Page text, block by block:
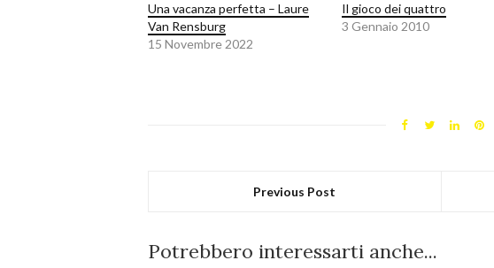
Una vacanza perfetta – Laure
Van Rensburg
15 Novembre 2022
Il gioco dei quattro
3 Gennaio 2010
Previous Post
Potrebbero interessarti anche...